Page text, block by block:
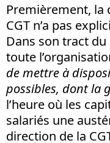
Premièrement, la
CGT n’a pas
Dans son tract
toute
de mettre à
possibles, dont la
l’heure où les
salariés une
direction de la